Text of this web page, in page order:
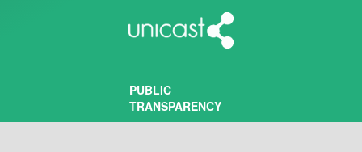
PUBLIC
TRANSPARENCY